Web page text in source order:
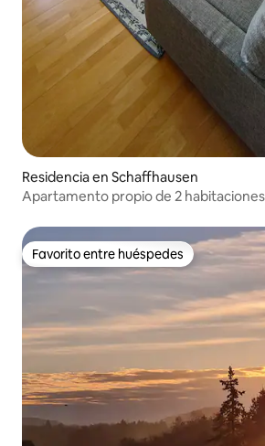
Residencia en Schaffhausen
Apartamento propio de 2
Favorito entre huéspedes
Favorito entre huéspedes